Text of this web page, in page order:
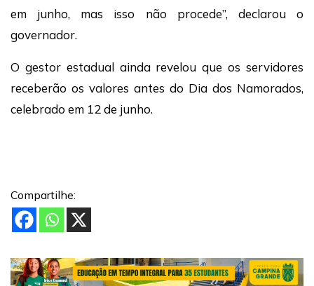
em junho, mas isso não procede”, declarou o
governador.
O gestor estadual ainda revelou que os servidores
receberão os valores antes do Dia dos Namorados,
celebrado em 12 de junho.
Compartilhe: